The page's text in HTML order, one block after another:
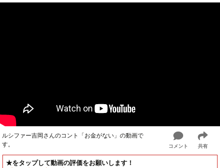
ルシファー吉岡さんのコント「お金がない」の動画で
す。
コメント 共有
★をタップして動画の評価をお願いします！